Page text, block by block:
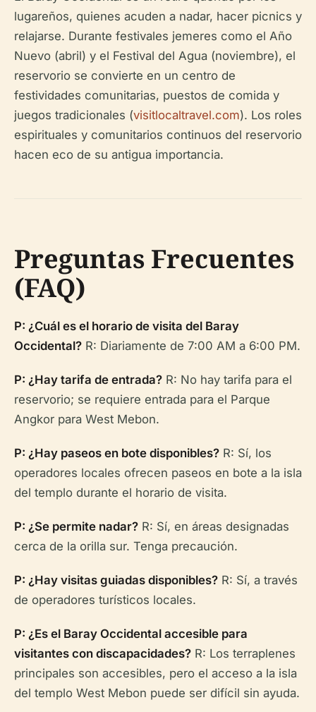
lugareños, quienes acuden a nadar, hacer picnics y
relajarse. Durante festivales jemeres como el Año
Nuevo (abril) y el Festival del Agua (noviembre), el
reservorio se convierte en un centro de
festividades comunitarias, puestos de comida y
juegos tradicionales (visitlocaltravel.com). Los roles
espirituales y comunitarios continuos del reservorio
hacen eco de su antigua importancia.
Preguntas Frecuentes
(FAQ)
P: ¿Cuál es el horario de visita del Baray
Occidental? R: Diariamente de 7:00 AM a 6:00 PM.
P: ¿Hay tarifa de entrada? R: No hay tarifa para el
reservorio; se requiere entrada para el Parque
Angkor para West Mebon.
P: ¿Hay paseos en bote disponibles? R: Sí, los
operadores locales ofrecen paseos en bote a la isla
del templo durante el horario de visita.
P: ¿Se permite nadar? R: Sí, en áreas designadas
cerca de la orilla sur. Tenga precaución.
P: ¿Hay visitas guiadas disponibles? R: Sí, a través
de operadores turísticos locales.
P: ¿Es el Baray Occidental accesible para
visitantes con discapacidades? R: Los terraplenes
principales son accesibles, pero el acceso a la isla
del templo West Mebon puede ser difícil sin ayuda.